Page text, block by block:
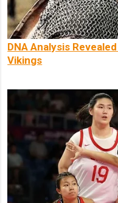
DNA Analysis
Vikings